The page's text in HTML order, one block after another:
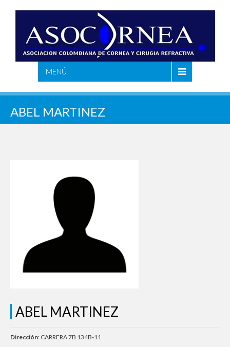
MENÚ
ABEL MARTINEZ
ABEL MARTINEZ
Dirección: CARRERA 7B 134B-11